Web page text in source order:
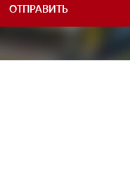
ОТПРАВИТЬ